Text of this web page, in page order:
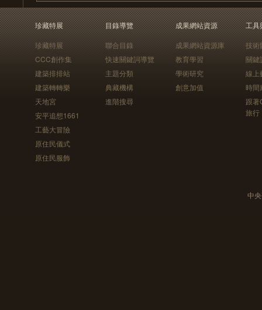
珍藏特展
珍藏特展
CCC創作集
建築排排站
建築轉轉樂
天地宮
安平追想1661
工藝大冒險
原住民儀式
原住民服飾
目錄導覽
聯合目錄
快速關鍵詞導覽
主題分類
典藏機構
進階搜尋
成果網站資源
成果網站資源庫
教育學習
學術研究
創意加值
工具
技術
關鍵
線上
時間
跟
旅行
中